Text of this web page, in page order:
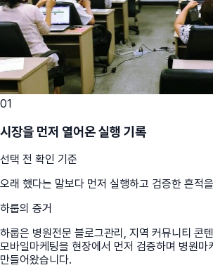
01
시장을 먼저 열어온 실행 기록
선택 전 확인 기준
오래 했다는 말보다 먼저 실행하고 검증한 흔적
하룹의 증거
하룹은 병원전문 블로그관리, 지역 커뮤니티 콘
모바일마케팅을 현장에서 먼저 검증하며 병원마
만들어왔습니다.